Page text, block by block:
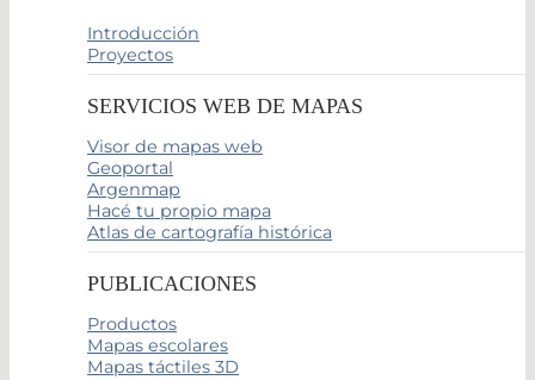
Introducción
Proyectos
SERVICIOS WEB DE MAPAS
Visor de mapas web
Geoportal
Argenmap
Hacé tu propio mapa
Atlas de cartografía histórica
PUBLICACIONES
Productos
Mapas escolares
Mapas táctiles 3D